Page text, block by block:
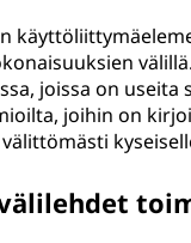
joissa on
joihin on